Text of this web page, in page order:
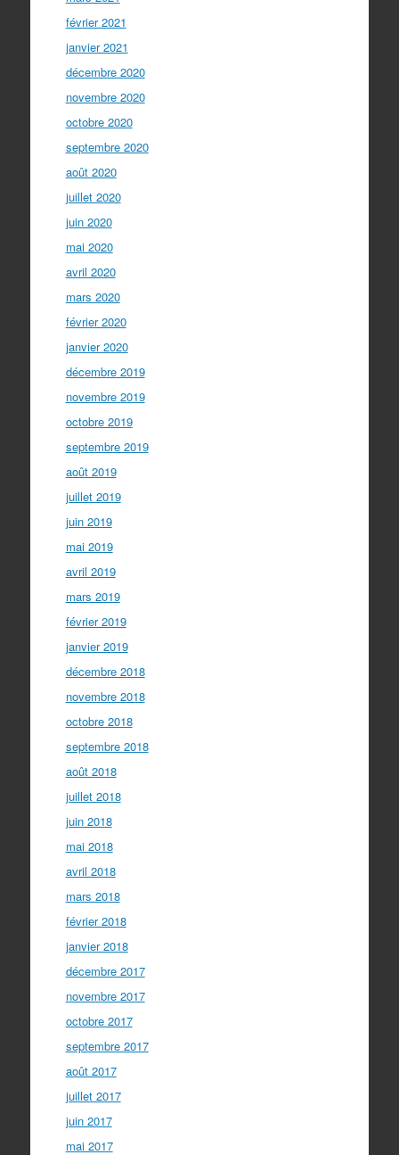
février 2021
janvier 2021
décembre 2020
novembre 2020
octobre 2020
septembre 2020
août 2020
juillet 2020
juin 2020
mai 2020
avril 2020
mars 2020
février 2020
janvier 2020
décembre 2019
novembre 2019
octobre 2019
septembre 2019
août 2019
juillet 2019
juin 2019
mai 2019
avril 2019
mars 2019
février 2019
janvier 2019
décembre 2018
novembre 2018
octobre 2018
septembre 2018
août 2018
juillet 2018
juin 2018
mai 2018
avril 2018
mars 2018
février 2018
janvier 2018
décembre 2017
novembre 2017
octobre 2017
septembre 2017
août 2017
juillet 2017
juin 2017
mai 2017